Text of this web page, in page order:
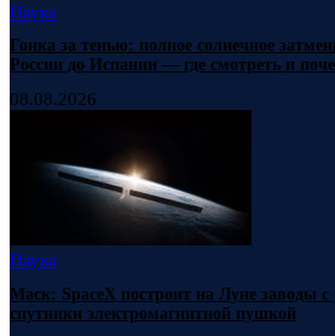
Наука
Гонка за тенью: полное солнечное
России до Испании — где смотреть и
08.08.2026
Наука
Маск: SpaceX построит на Луне заводы с
спутники электромагнитной пушкой